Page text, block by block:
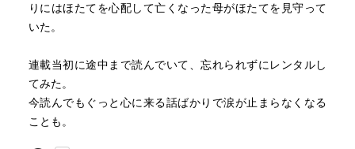
りにはほたてを心配して亡くなった母がほたてを見守って
いた。
連載当初に途中まで読んでいて、忘れられずにレンタルし
てみた。
今読んでもぐっと心に来る話ばかりで涙が止まらなくなる
ことも。